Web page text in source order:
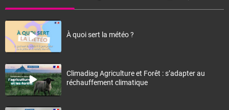
À quoi sert la météo ?
Climadiag Agriculture et Forêt : s’adapter au
réchauffement climatique